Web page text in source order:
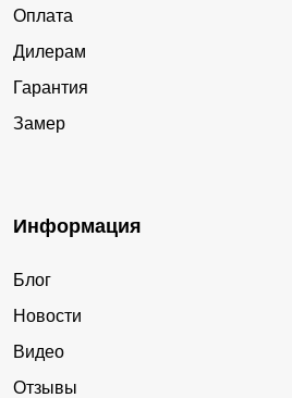
Оплата
Дилерам
Гарантия
Замер
Информация
Блог
Новости
Видео
Отзывы